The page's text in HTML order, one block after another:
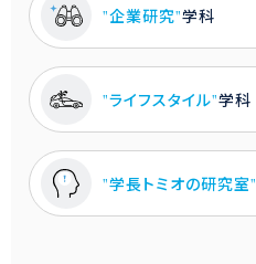
"企業研究"学科
"ライフスタイル"学科
"学長トミオの研究室"